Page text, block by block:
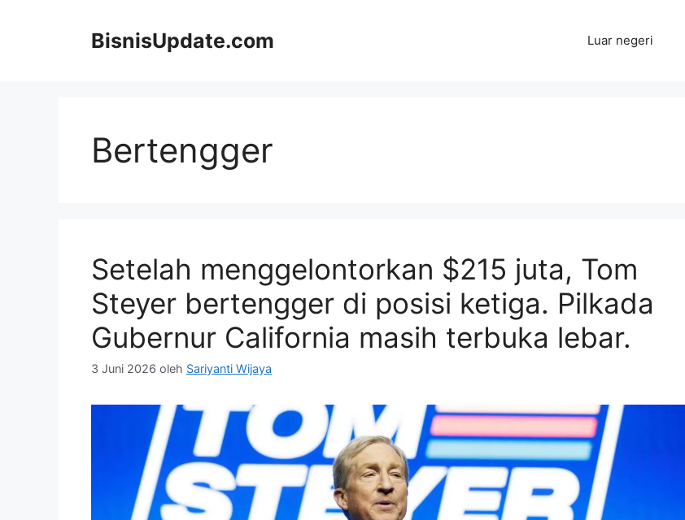
BisnisUpdate.com Luar negeri
Bertengger
Setelah menggelontorkan $215 juta, Tom
Steyer bertengger di posisi ketiga. Pilkada
Gubernur California masih terbuka lebar.
3 Juni 2026 oleh Sariyanti Wijaya